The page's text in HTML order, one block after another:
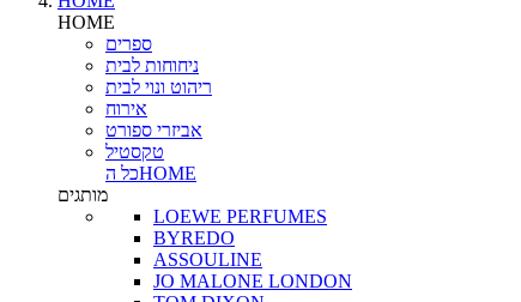
HOME
ספרים
ניחוחות לבית
ריהוט ונוי לבית
אירוח
אביזרי ספורט
טקסטיל
כל הHOME
מותגים
LOEWE PERFUMES
BYREDO
ASSOULINE
JO MALONE LONDON